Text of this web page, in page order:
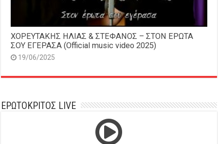
ΧΟΡΕΥΤΑΚΗΣ ΗΛΙΑΣ & ΣΤΕΦΑΝΟΣ – ΣΤΟΝ ΕΡΩΤΑ
ΣΟΥ ΕΓΕΡΑΣΑ (Official music video 2025)
19/06/2025
ΕΡΩΤΟΚΡΙΤΟΣ LIVE